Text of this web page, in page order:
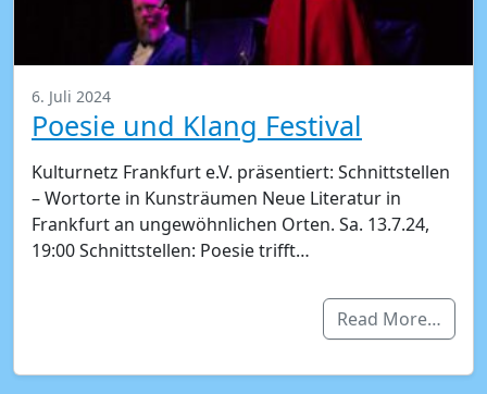
6. Juli 2024
Poesie und Klang Festival
Kulturnetz Frankfurt e.V. präsentiert: Schnittstellen
– Wortorte in Kunsträumen Neue Literatur in
Frankfurt an ungewöhnlichen Orten. Sa. 13.7.24,
19:00 Schnittstellen: Poesie trifft…
Read More…